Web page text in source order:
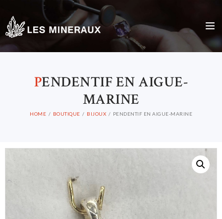
PENDENTIF EN AIGUE-
MARINE
HOME BOUTIQUE BIJOUX PENDENTIF EN AIGUE-MARINE